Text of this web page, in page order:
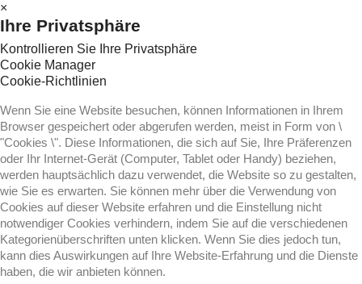
×
Ihre Privatsphäre
Kontrollieren Sie Ihre Privatsphäre
Cookie Manager
Cookie-Richtlinien
Wenn Sie eine Website besuchen, können Informationen in Ihrem
Browser gespeichert oder abgerufen werden, meist in Form von \
"Cookies \". Diese Informationen, die sich auf Sie, Ihre Präferenzen
oder Ihr Internet-Gerät (Computer, Tablet oder Handy) beziehen,
werden hauptsächlich dazu verwendet, die Website so zu gestalten,
wie Sie es erwarten. Sie können mehr über die Verwendung von
Cookies auf dieser Website erfahren und die Einstellung nicht
notwendiger Cookies verhindern, indem Sie auf die verschiedenen
Kategorienüberschriften unten klicken. Wenn Sie dies jedoch tun,
kann dies Auswirkungen auf Ihre Website-Erfahrung und die Dienste
haben, die wir anbieten können.